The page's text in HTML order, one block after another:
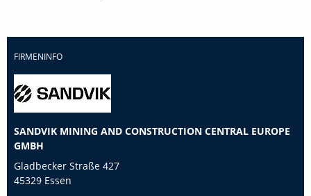
FIRMENINFO
SANDVIK MINING AND CONSTRUCTION CENTRAL EUROPE
GMBH
Gladbecker Straße 427
45329 Essen